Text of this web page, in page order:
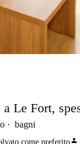
Le Fort,
bagni
come preferitoperson